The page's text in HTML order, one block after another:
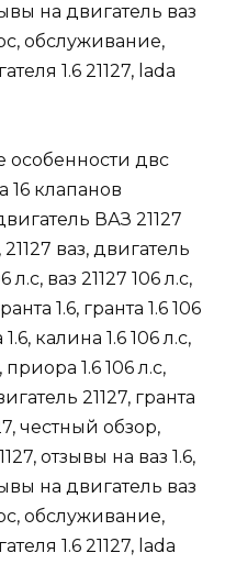
особенности двс
16 клапанов